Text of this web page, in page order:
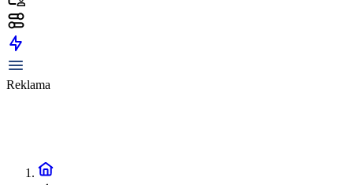
Reklama